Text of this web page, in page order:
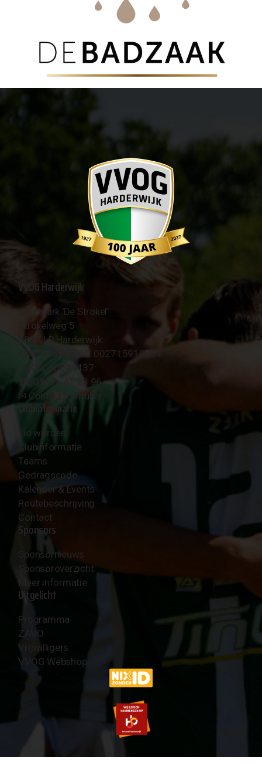
VVOG Harderwijk
Sportpark 'De Strokel'
Strokelweg 5
3847 LR Harderwijk
BTW Nummer NL 002715910B01
KvK Nr 40094437
☎︎ 0341 - 41 28 96
✉︎ Contactformulier
Clubinformatie
Lid worden
Clubinformatie
Teams
Gedragscode
Kalender & Events
Routebeschrijving
Contact
Sponsors
Sponsornieuws
Sponsoroverzicht
Meer informatie
Uitgelicht
Programma
ZAVO
Vrijwilligers
VVOG Webshop